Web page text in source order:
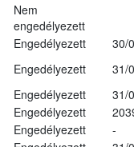
Nem
engedélyezett
Engedélyezett
30/
Engedélyezett
31/
Engedélyezett
31/
Engedélyezett
Engedélyezett
-